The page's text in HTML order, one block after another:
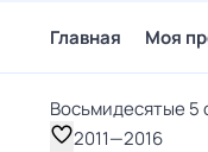
Главная Моя
Восьмидесятые 5
2011—2016